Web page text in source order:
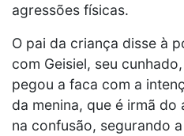
agressões físicas.
O pai da criança disse à
com Geisiel, seu
pegou a faca com a
da menina, que é irmã
na confusão, segurando